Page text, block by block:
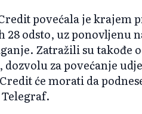
povećala je krajem
odsto, uz ponovljenu
Zatražili su takođe
dozvolu za povećanje
će morati da